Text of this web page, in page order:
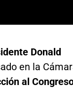
Donald
en la
al